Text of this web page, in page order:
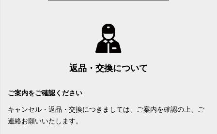
返品・交換について
ご案内をご確認ください
キャンセル・返品・交換につきましては、ご案内を確認の上、ご
連絡お願いいたします。